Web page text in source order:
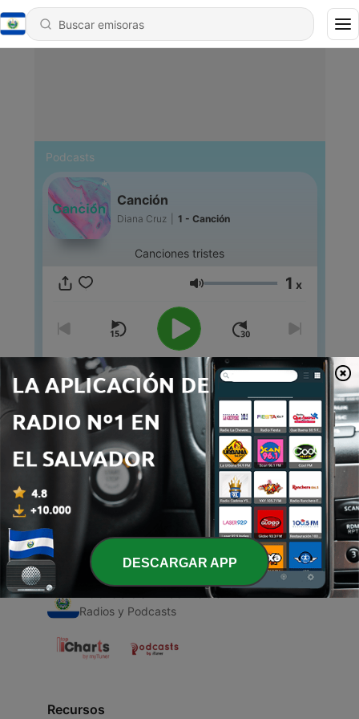
Podcasts
Canción
Diana Cruz 1 - Canción
Canciones tristes
Volumen 1 x
00:00 00:00
Episodios
1 - Canción
26 feb. 2021
Radios de El Salvador
Radios y Podcasts
Recursos
DESCARGAR APP